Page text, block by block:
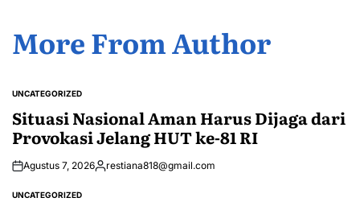
More From Author
POSTED
IN
UNCATEGORIZED
Situasi Nasional Aman Harus Dijaga dari
Provokasi Jelang HUT ke-81 RI
Agustus 7, 2026Posted
restiana818@gmail.com
POSTED
UNCATEGORIZED